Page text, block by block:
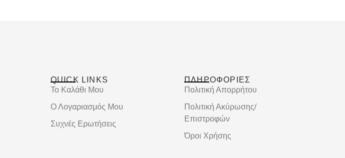
QUICK LINKS
Το Καλάθι Μου
Ο Λογαριασμός Μου
Συχνές Ερωτήσεις
ΠΛΗΡΟΦΟΡΙΕΣ
Πολιτική Απορρήτου
Πολιτική Ακύρωσης/
Επιστροφών
Όροι Χρήσης